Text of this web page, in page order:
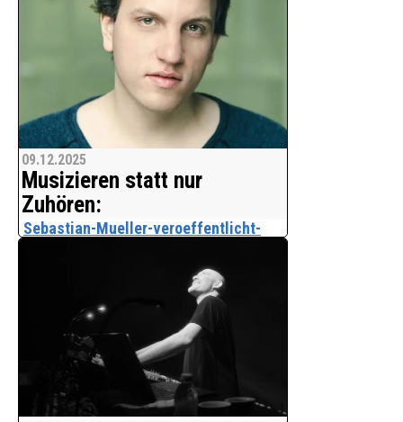
09.12.2025
Musizieren statt nur
Zuhören:
Sebastian-Mueller-veroeffentlicht-
Weihnachtslieder gehören für viele
Menschen in Deutschland fest zur
Adventszeit. Jeder Radiosender nimmt
sie im Dezember in sein Programm auf.
Viele Bürger besuchen
Veranstaltungen, um gemeinsam zu